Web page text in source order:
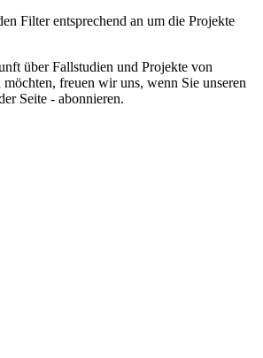
Filter entsprechend an um die Projekte
über Fallstudien und Projekte von
freuen wir uns, wenn Sie unseren
Seite - abonnieren.